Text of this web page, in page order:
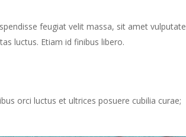
feugiat velit massa, sit amet vulputate
luctus. Etiam id finibus libero.
orci luctus et ultrices posuere cubilia curae;